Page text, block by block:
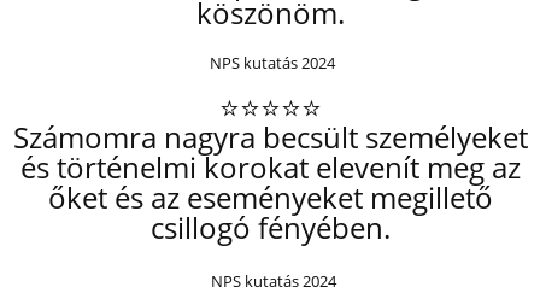
köszönöm.
NPS kutatás 2024
⭐⭐⭐⭐⭐
Számomra nagyra becsült személyeket
és történelmi korokat elevenít meg az
őket és az eseményeket megillető
csillogó fényében.
NPS kutatás 2024